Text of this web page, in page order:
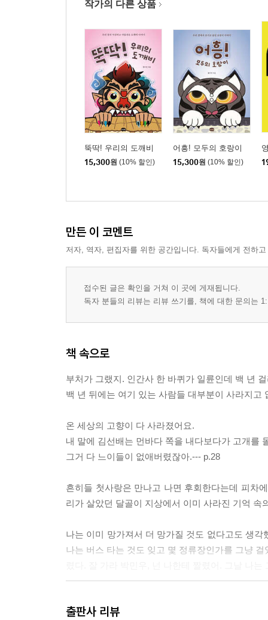
작가의 다른 상품
뚝딱! 우리의 도깨비
15,300원 (10% 할인)
어흥! 모두의 호랑이
15,300원 (10% 할인)
만든 이 코멘트
저자, 역자, 편집자를 위한 공간입니다. 독자들에게 전하
접수된 글은 확인을 거쳐 이 곳에 게재됩니다.
독자 분들의 리뷰는 리뷰 쓰기를, 책에 대한 문의는
책 속으로
부처가 그랬지. 인간사 한 바퀴가 일륜인데 백 년
백 년 뒤에는 여기 있는 사람들 대부분이 사라지
온 세상의 고향이 다 사라졌어요.
내 말에 김선배는 먼바다 쪽을 내다보다가 고개를
그거 다 느이들이 없애버렸잖아.--- p.28
흔히들 첫사랑은 만나고 나면 후회한다는데 피차
리가 살았던 달골이 지상에서 이미 사라진 기억
나는 이미 망가져서 더 망가질 것도 없다고도 생
나는 버스 타는 것도 잊고 몇 정류장인가를 그냥
전하다가 지난해 겨울에 스스로 삶을 마감했다고
출판사 리뷰